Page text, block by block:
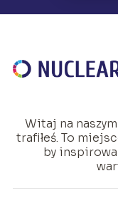
Witaj na
trafiłeś. To
by